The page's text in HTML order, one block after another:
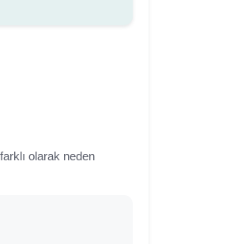
olarak neden